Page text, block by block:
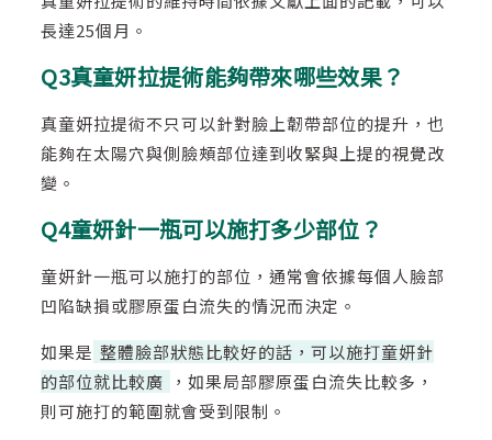
長達25個月。
Q3真童妍拉提術能夠帶來哪些效果？
真童妍拉提術不只可以針對臉上韌帶部位的提升，也
能夠在太陽穴與側臉頰部位達到收緊與上提的視覺改
變。
Q4童妍針一瓶可以施打多少部位？
童妍針一瓶可以施打的部位，通常會依據每個人臉部
凹陷缺損或膠原蛋白流失的情況而決定。
如果是 整體臉部狀態比較好的話，可以施打童妍針
的部位就比較廣
，如果局部膠原蛋白流失比較多，
則可施打的範圍就會受到限制。